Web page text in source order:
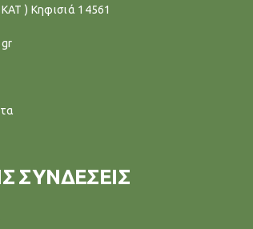
) Κηφισιά 14561
ΣΥΝΔΕΣΕΙΣ